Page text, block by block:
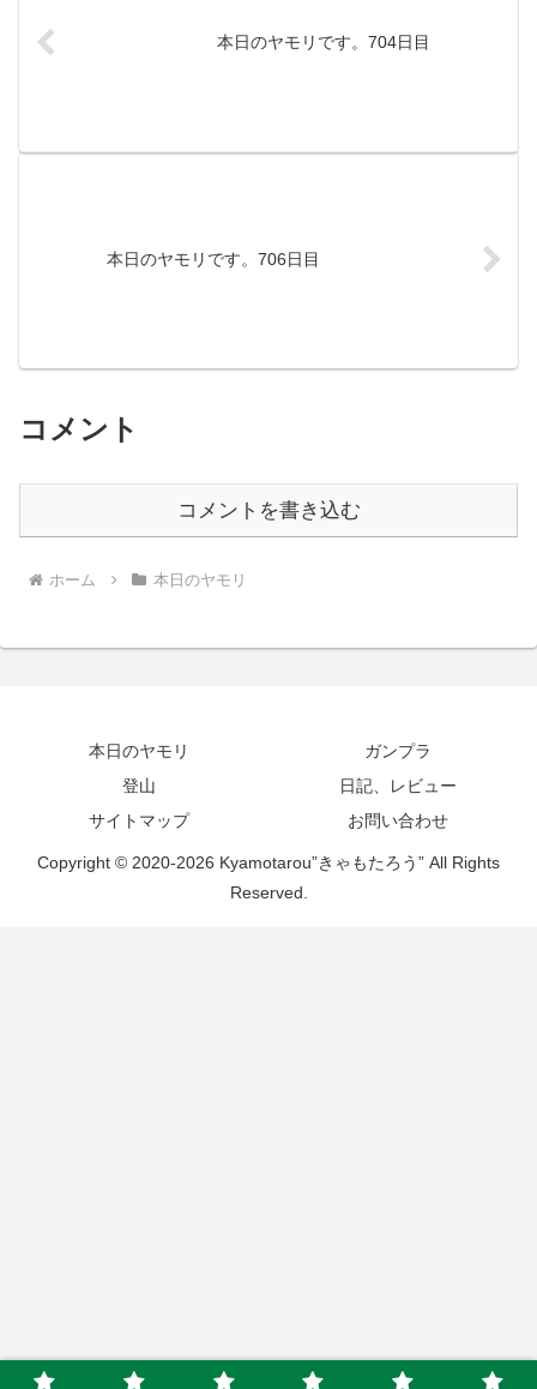
本日のヤモリです。704日目
本日のヤモリです。706日目
コメント
コメントを書き込む
ホーム 本日のヤモリ
本日のヤモリ
ガンプラ
登山
日記、レビュー
サイトマップ
お問い合わせ
Copyright © 2020-2026 Kyamotarou”きゃもたろう” All Rights
Reserved.